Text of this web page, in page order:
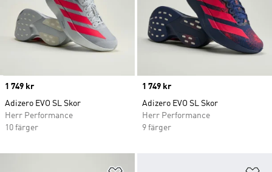
Price
1 749 kr
Adizero EVO SL Skor
Herr Performance
10 färger
Price
1 749 kr
Adizero EVO SL Skor
Herr Performance
9 färger